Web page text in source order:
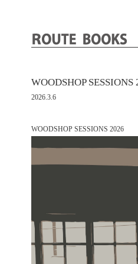
WOODSHOP SESSIONS
2026.3.6
WOODSHOP SESSIONS 2026